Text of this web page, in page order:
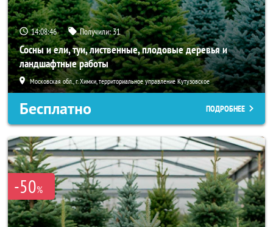
14:08:43 Получили:31
Сосны и ели, туи, лиственные, плодовые деревья и
ландшафтные работы
Московская обл., г. Химки, территориальное управление Кутузовское
Бесплатно ПОДРОБНЕЕ
-50%